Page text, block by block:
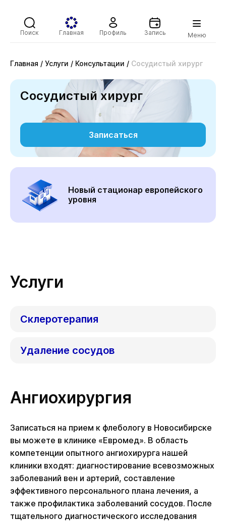
Поиск Главная Профиль Запись Меню
Главная / Услуги / Консультации / Сосудистый хирург
Сосудистый хирург
Записаться
Новый стационар европейского
уровня
Услуги
Склеротерапия
Удаление сосудов
Ангиохирургия
Записаться на прием к флебологу в Новосибирске
вы можете в клинике «Евромед». В область
компетенции опытного ангиохирурга нашей
клиники входят: диагностирование всевозможных
заболеваний вен и артерий, составление
эффективного персонального плана лечения, а
также профилактика заболеваний сосудов. После
тщательного диагностического исследования